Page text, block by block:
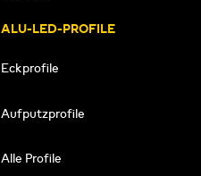
ALU-LED-PROFILE
Eckprofile
Aufputzprofile
Alle Profile